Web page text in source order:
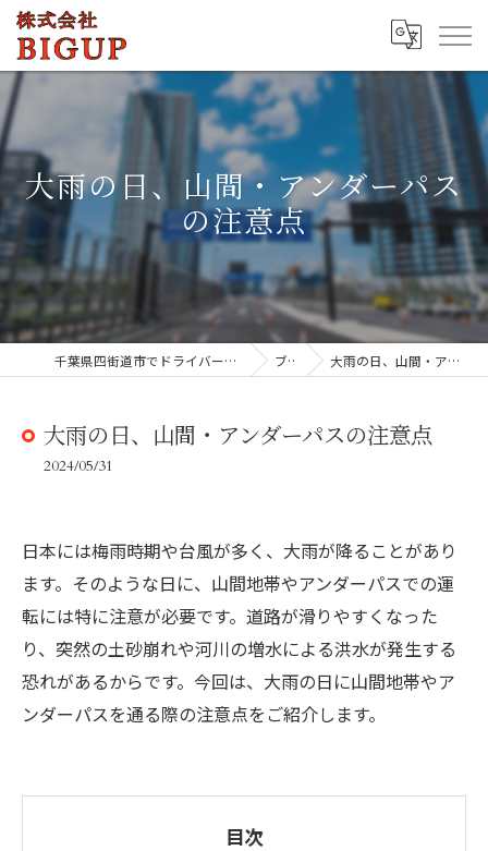
大雨の日、山間・アンダーパス
の注意点
千葉県四街道市でドライバーの求人なら株式会社BIGUP ブログ 大雨の日、山間・アンダーパスの注意点
大雨の日、山間・アンダーパスの注意点
2024/05/31
日本には梅雨時期や台風が多く、大雨が降ることがあり
ます。そのような日に、山間地帯やアンダーパスでの運
転には特に注意が必要です。道路が滑りやすくなった
り、突然の土砂崩れや河川の増水による洪水が発生する
恐れがあるからです。今回は、大雨の日に山間地帯やア
ンダーパスを通る際の注意点をご紹介します。
目次